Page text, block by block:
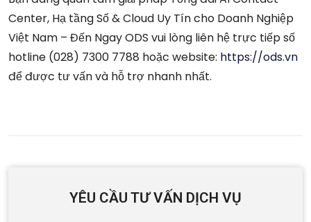
Center, Hạ tầng Số & Cloud Uy Tín cho Doanh Nghiệp
Việt Nam – Đến Ngay ODS vui lòng liên hệ trực tiếp số
hotline (028) 7300 7788 hoặc website: https://ods.vn
để được tư vấn và hỗ trợ nhanh nhất.
YÊU CẦU TƯ VẤN DỊCH VỤ